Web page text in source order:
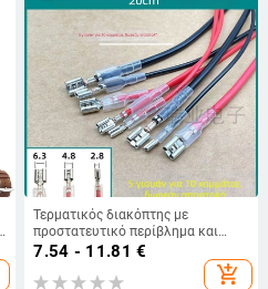
Τερματικός διακόπτης με
προστατευτικό περίβλημα και
καλώδιο σύνδεσης — TPU+Δέρμα,
7.54 - 11.81 €
add_shopping_cart